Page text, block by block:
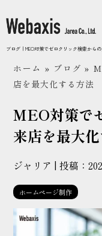
Webaxisの制作
コーポレートサイト
LPサイト
採用サイト
ブランドサイト
ブログ｜MEO対策でゼロクリック検索から
ホーム » ブログ »
店を最大化する方法
MEO対策で
来店を最大
ジャリア | 投稿：
ホームページ制作